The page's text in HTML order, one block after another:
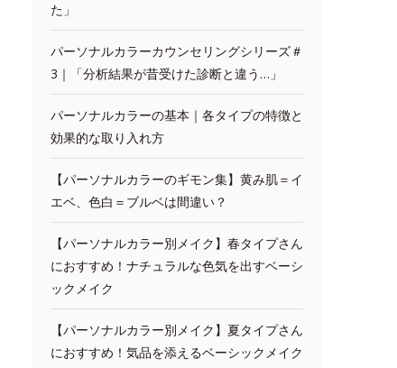
た」
パーソナルカラーカウンセリングシリーズ＃
3｜「分析結果が昔受けた診断と違う…」
パーソナルカラーの基本｜各タイプの特徴と
効果的な取り入れ方
【パーソナルカラーのギモン集】黄み肌＝イ
エベ、色白＝ブルベは間違い？
【パーソナルカラー別メイク】春タイプさん
におすすめ！ナチュラルな色気を出すベーシ
ックメイク
【パーソナルカラー別メイク】夏タイプさん
におすすめ！気品を添えるベーシックメイク